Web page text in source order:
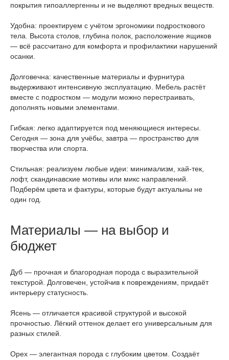
покрытия гипоаллергенны и не выделяют вредных веществ.
Удобна: проектируем с учётом эргономики подросткового
тела. Высота столов, глубина полок, расположение ящиков
— всё рассчитано для комфорта и профилактики нарушений
осанки.
Долговечна: качественные материалы и фурнитура
выдерживают интенсивную эксплуатацию. Мебель растёт
вместе с подростком — модули можно перестраивать,
дополнять новыми элементами.
Гибкая: легко адаптируется под меняющиеся интересы.
Сегодня — зона для учёбы, завтра — пространство для
творчества или спорта.
Стильная: реализуем любые идеи: минимализм, хай‑тек,
лофт, скандинавские мотивы или микс направлений.
Подберём цвета и фактуры, которые будут актуальны не
один год.
Материалы — на выбор и
бюджет
Дуб — прочная и благородная порода с выразительной
текстурой. Долговечен, устойчив к повреждениям, придаёт
интерьеру статусность.
Ясень — отличается красивой структурой и высокой
прочностью. Лёгкий оттенок делает его универсальным для
разных стилей.
Орех — элегантная порода с глубоким цветом. Создаёт